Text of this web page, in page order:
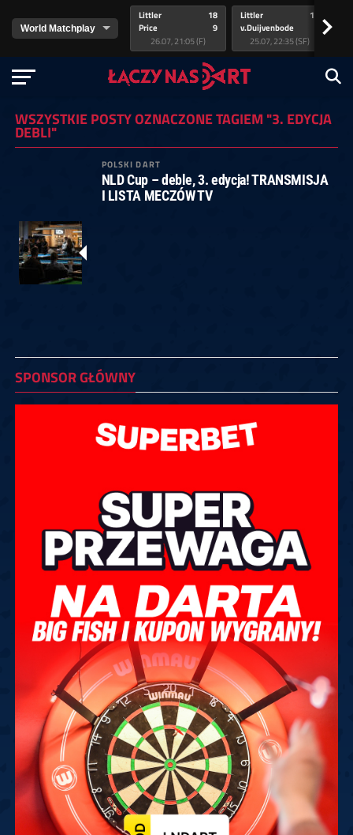
Littler
Price
18
9
26.07, 21:05 (F)
Littler
v.Duijvenbode
17
25.07, 22:35 (SF)
>
WSZYSTKIE POSTY OZNACZONE TAGIEM "3. EDYCJA
DEBLI"
POLSKI DART
NLD Cup – deble, 3. edycja! TRANSMISJA
I LISTA MECZÓW TV
SPONSOR GŁÓWNY